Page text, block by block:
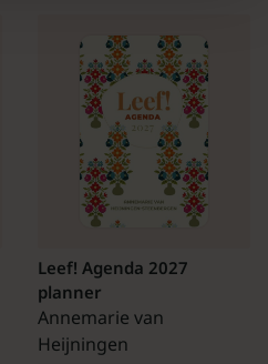
Leef! Agenda 2027
planner
Annemarie van
Heijningen